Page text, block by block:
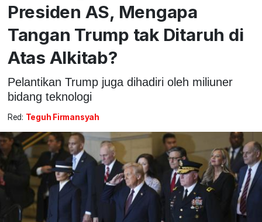
Presiden AS, Mengapa
Tangan Trump tak Ditaruh di
Atas Alkitab?
Pelantikan Trump juga dihadiri oleh miliuner
bidang teknologi
Red: Teguh Firmansyah